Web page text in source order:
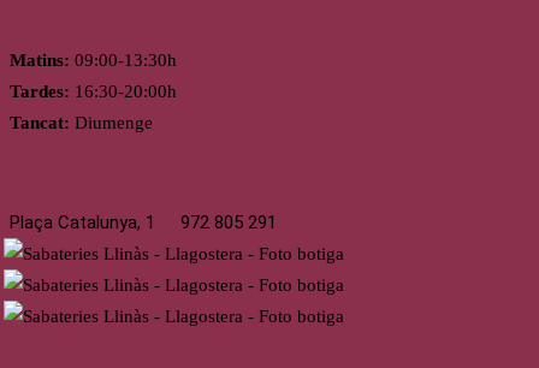
Matins: 09:00-13:30h
Tardes: 16:30-20:00h
Tancat: Diumenge
Plaça Catalunya, 1 972 805 291